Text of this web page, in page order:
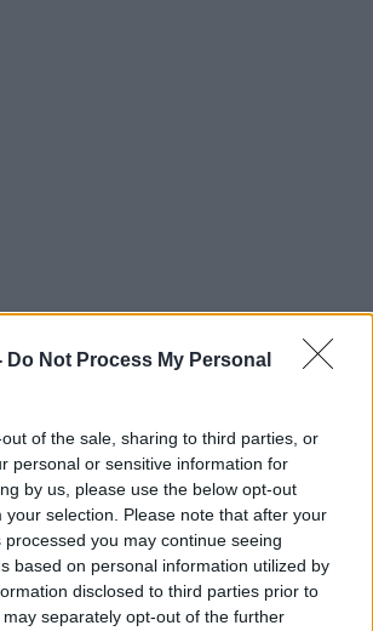
Do Not Process My Personal
of the sale, sharing to third parties, or
personal or sensitive information for
by us, please use the below opt-out
your selection. Please note that after your
you may continue seeing
based on personal information utilized by
disclosed to third parties prior to
separately opt-out of the further